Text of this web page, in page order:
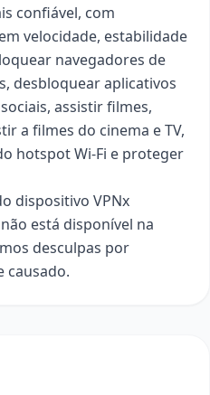
confiável, com
velocidade, estabilidade
navegadores de
desbloquear aplicativos
assistir filmes,
a filmes do cinema e TV,
hotspot Wi-Fi e proteger
dispositivo VPNx
está disponível na
desculpas por
causado.